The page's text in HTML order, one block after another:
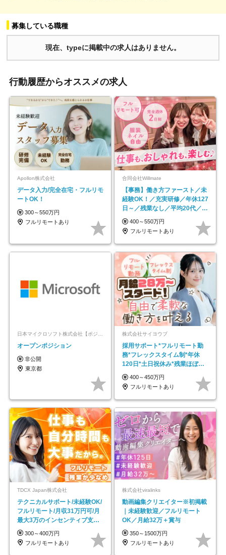
募集している職種
現在、typeに掲載中の求人はありません。
行動履歴からオススメの求人
Apollon株式会社
データ入力/完全在宅・フルリモ
ートOK！
300～550万円
フルリモートあり
合同会社Willmate
【事務】働き方ファースト／未
経験OK！／充実研修／年休127
日～／残業なし／平均20代／リ
モートOK
400～550万円
フルリモートあり
日本マイクロソフト株式会社【ポジションマッチ登録】
オープンポジション
非公開
東京都
株式会社サイヨウブ
採用サポート*フルリモート勤
務*フレックスタイム制*年休
120日*土日祝休み*残業ほぼな
し*育児中社員8割以上
400～450万円
フルリモートあり
TDCX Japan株式会社
テクニカルサポート/未経験OK/
フルリモート/月収31万円可/月
最大3万のインセンティブ支給/
平均年齢33歳
300～400万円
フルリモートあり
株式会社viralinks
動画編集クリエイター※初掲載
｜未経験歓迎／フルリモート
OK／月給32万＋賞与
350～1500万円
フルリモートあり